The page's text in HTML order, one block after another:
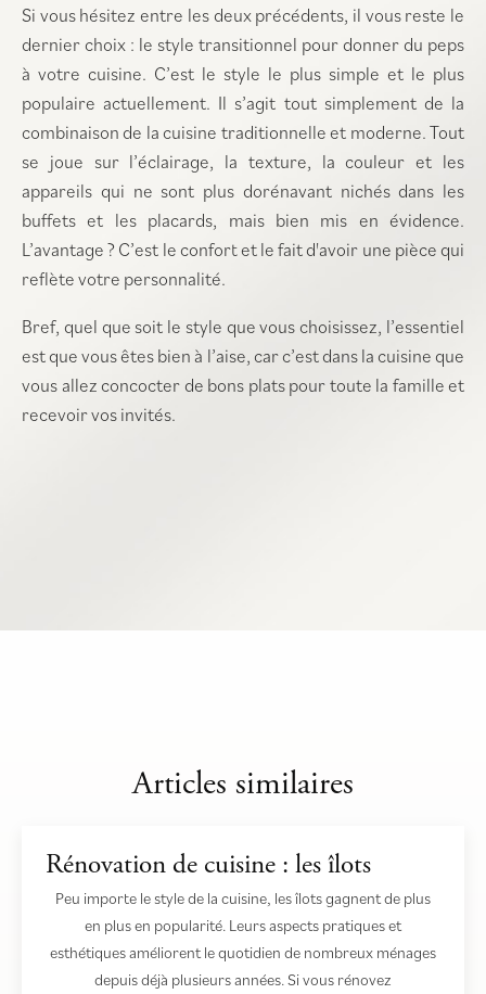
Si vous hésitez entre les deux précédents, il vous reste le
dernier choix : le style transitionnel pour donner du peps
à votre cuisine. C’est le style le plus simple et le plus
populaire actuellement. Il s’agit tout simplement de la
combinaison de la cuisine traditionnelle et moderne. Tout
se joue sur l’éclairage, la texture, la couleur et les
appareils qui ne sont plus dorénavant nichés dans les
buffets et les placards, mais bien mis en évidence.
L’avantage ? C’est le confort et le fait d'avoir une pièce qui
reflète votre personnalité.
Bref, quel que soit le style que vous choisissez, l’essentiel
est que vous êtes bien à l’aise, car c’est dans la cuisine que
vous allez concocter de bons plats pour toute la famille et
recevoir vos invités.
Articles similaires
Rénovation de cuisine : les îlots
Peu importe le style de la cuisine, les îlots gagnent de plus
en plus en popularité. Leurs aspects pratiques et
esthétiques améliorent le quotidien de nombreux ménages
depuis déjà plusieurs années. Si vous rénovez